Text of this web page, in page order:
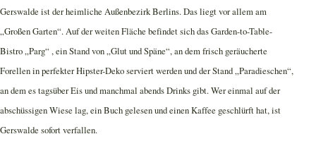
Gerswalde ist der heimliche Außenbezirk Berlins. Das liegt vor allem am
„Großen Garten“. Auf der weiten Fläche befindet sich das Garden-to-Table-
Bistro „Parg“ , ein Stand von „Glut und Späne“, an dem frisch geräucherte
Forellen in perfekter Hipster-Deko serviert werden und der Stand „Paradieschen“,
an dem es tagsüber Eis und manchmal abends Drinks gibt. Wer einmal auf der
abschüssigen Wiese lag, ein Buch gelesen und einen Kaffee geschlürft hat, ist
Gerswalde sofort verfallen.